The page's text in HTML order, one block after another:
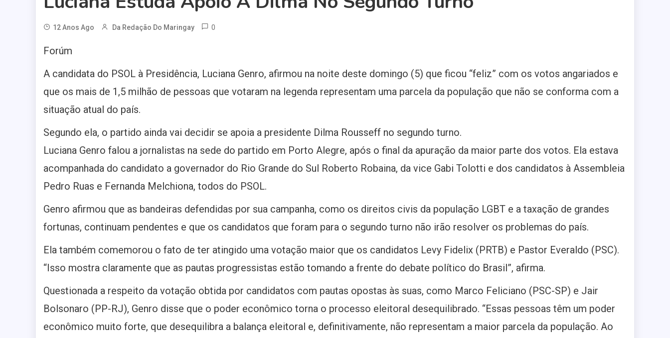
12 Anos Ago Da Redação Do Maringay 0
Forúm
A candidata do PSOL à Presidência, Luciana Genro, afirmou na noite deste domingo (5) que ficou “feliz” com os votos angariados e
que os mais de 1,5 milhão de pessoas que votaram na legenda representam uma parcela da população que não se conforma com a
situação atual do país.
Segundo ela, o partido ainda vai decidir se apoia a presidente Dilma Rousseff no segundo turno.
Luciana Genro falou a jornalistas na sede do partido em Porto Alegre, após o final da apuração da maior parte dos votos. Ela estava
acompanhada do candidato a governador do Rio Grande do Sul Roberto Robaina, da vice Gabi Tolotti e dos candidatos à Assembleia
Pedro Ruas e Fernanda Melchiona, todos do PSOL.
Genro afirmou que as bandeiras defendidas por sua campanha, como os direitos civis da população LGBT e a taxação de grandes
fortunas, continuam pendentes e que os candidatos que foram para o segundo turno não irão resolver os problemas do país.
Ela também comemorou o fato de ter atingido uma votação maior que os candidatos Levy Fidelix (PRTB) e Pastor Everaldo (PSC).
“Isso mostra claramente que as pautas progressistas estão tomando a frente do debate político do Brasil”, afirma.
Questionada a respeito da votação obtida por candidatos com pautas opostas às suas, como Marco Feliciano (PSC-SP) e Jair
Bolsonaro (PP-RJ), Genro disse que o poder econômico torna o processo eleitoral desequilibrado. “Essas pessoas têm um poder
econômico muito forte, que desequilibra a balança eleitoral e, definitivamente, não representam a maior parcela da população. Ao